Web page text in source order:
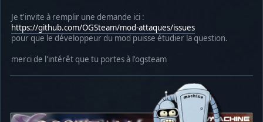
Je t'invite à remplir une demande ici :
https://github.com/OGSteam/mod-attaques/issues
pour que le développeur du mod puisse étudier la question.
merci de l'intérêt que tu portes à l'ogsteam